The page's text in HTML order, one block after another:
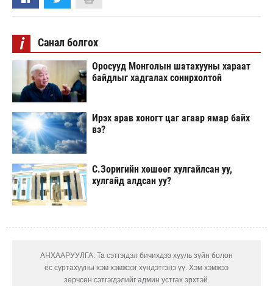
i Санал болгох
Оросууд Монголын шатахууны хараат
байдлыг хадгалах сонирхолтой
Ирэх арав хоногт цаг агаар ямар байх
вэ?
С.Зоригийн хөшөөг хулгайлсан уу,
хулгайд алдсан уу?
АНХААРУУЛГА: Та сэтгэгдэл бичихдээ хууль зүйн болон
ёс суртахууны хэм хэмжээг хүндэтгэнэ үү. Хэм хэмжээ
зөрчсөн сэтгэгдэлийг админ устгах эрхтэй.